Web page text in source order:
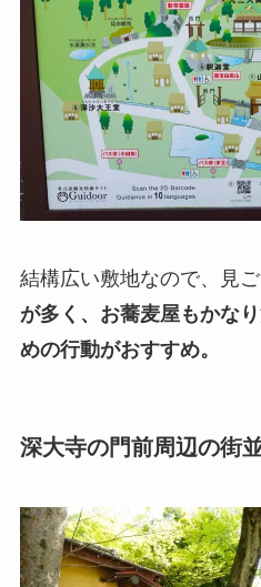
結構広い敷地なので、見ご
が多く、お蕎麦屋もかな
めの行動がおすすめ。
深大寺の門前周辺の街